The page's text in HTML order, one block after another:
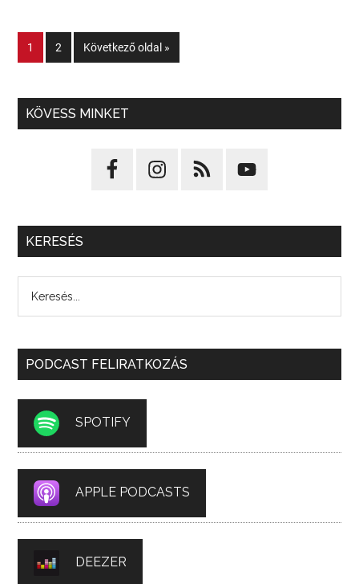
1 2 Következő oldal »
KÖVESS MINKET
KERESÉS
PODCAST FELIRATKOZÁS
SPOTIFY
APPLE PODCASTS
DEEZER